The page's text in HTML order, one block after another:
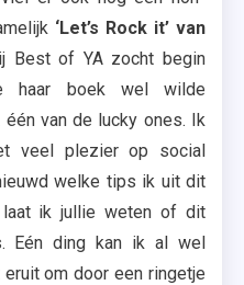
‘Let’s Rock it’ van
Best of YA zocht begin
haar boek wel wilde
van de lucky ones. Ik
veel plezier op social
welke tips ik uit dit
laat ik jullie weten of dit
Eén ding kan ik al wel
om door een ringetje